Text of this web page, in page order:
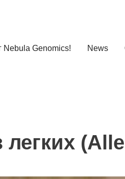
Nebula Genomics! News